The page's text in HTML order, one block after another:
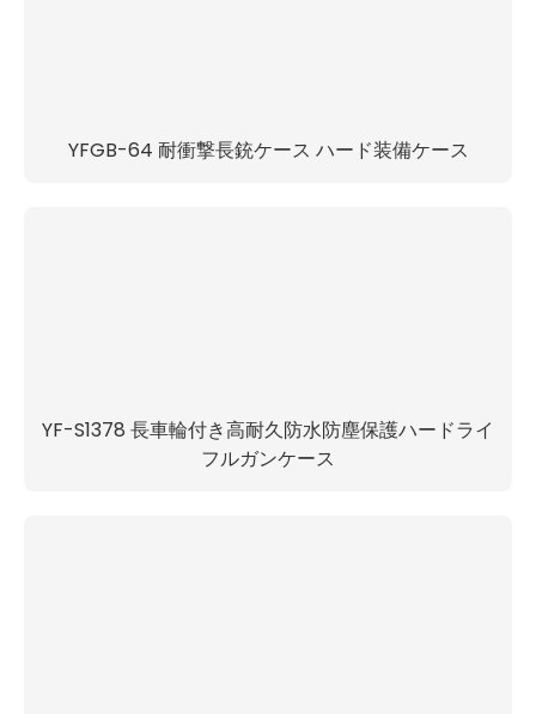
YFGB-64 耐衝撃長銃ケース ハード装備ケース
YF-S1378 長車輪付き高耐久防水防塵保護ハードライ
フルガンケース